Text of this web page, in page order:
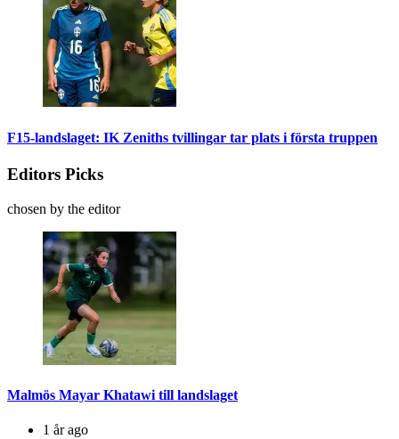
F15-landslaget: IK Zeniths tvillingar tar plats i första truppen
Editors Picks
chosen by the editor
Malmös Mayar Khatawi till landslaget
1 år ago